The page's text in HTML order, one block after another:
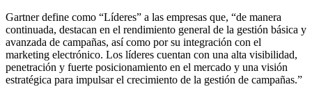
Gartner define como “Líderes” a las empresas que, “de manera
continuada, destacan en el rendimiento general de la gestión básica y
avanzada de campañas, así como por su integración con el
marketing electrónico. Los líderes cuentan con una alta visibilidad,
penetración y fuerte posicionamiento en el mercado y una visión
estratégica para impulsar el crecimiento de la gestión de campañas.”